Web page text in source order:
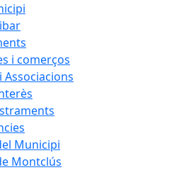
i comerços
Associacions
Municipi
Montclús